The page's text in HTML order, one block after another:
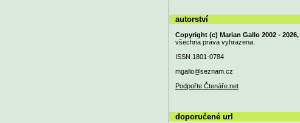
autorství
Copyright (c) Marian Gallo 2002 - 2026,
všechna práva vyhrazena.
ISSN 1801-0784
mgallo@seznam.cz
Podpořte Čtenáře.net
doporučené url